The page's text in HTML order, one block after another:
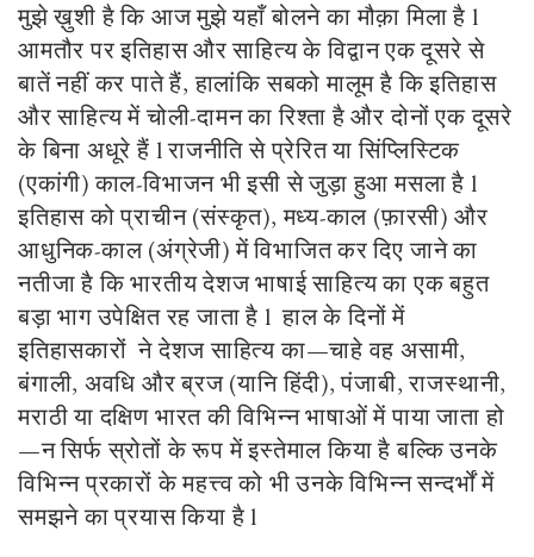
मुझे ख़ुशी है कि आज मुझे यहाँ बोलने का मौक़ा मिला है l
आमतौर पर इतिहास और साहित्य के विद्वान एक दूसरे से
बातें नहीं कर पाते हैं, हालांकि सबको मालूम है कि इतिहास
और साहित्य में चोली-दामन का रिश्ता है और दोनों एक दूसरे
के बिना अधूरे हैं l राजनीति से प्रेरित या सिंप्लिस्टिक
(एकांगी) काल-विभाजन भी इसी से जुड़ा हुआ मसला है l
इतिहास को प्राचीन (संस्कृत), मध्य-काल (फ़ारसी) और
आधुनिक-काल (अंग्रेजी) में विभाजित कर दिए जाने का
नतीजा है कि भारतीय देशज भाषाई साहित्य का एक बहुत
बड़ा भाग उपेक्षित रह जाता है l हाल के दिनों में
इतिहासकारों ने देशज साहित्य का—चाहे वह असामी,
बंगाली, अवधि और ब्रज (यानि हिंदी), पंजाबी, राजस्थानी,
मराठी या दक्षिण भारत की विभिन्न भाषाओं में पाया जाता हो
—न सिर्फ स्रोतों के रूप में इस्तेमाल किया है बल्कि उनके
विभिन्न प्रकारों के महत्त्व को भी उनके विभिन्न सन्दर्भों में
समझने का प्रयास किया है l